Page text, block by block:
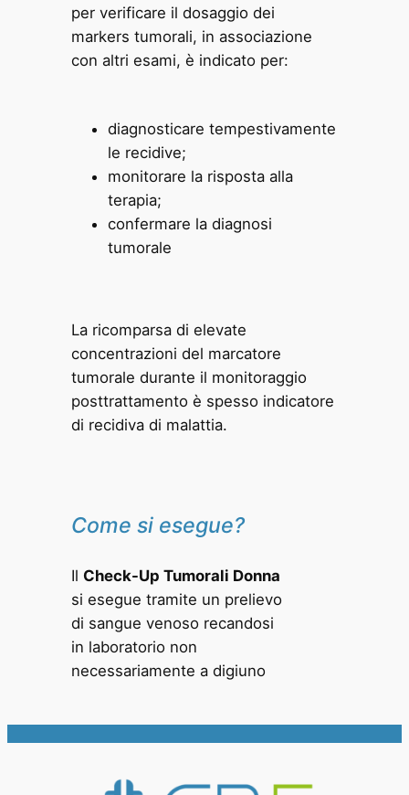
per verificare il dosaggio dei
markers tumorali, in associazione
con altri esami, è indicato per:
diagnosticare tempestivamente
le recidive;
monitorare la risposta alla
terapia;
confermare la diagnosi
tumorale
La ricomparsa di elevate
concentrazioni del marcatore
tumorale durante il monitoraggio
posttrattamento è spesso indicatore
di recidiva di malattia.
Come si esegue?
Il Check-Up Tumorali Donna
si esegue tramite un prelievo
di sangue venoso recandosi
in laboratorio non
necessariamente a digiuno